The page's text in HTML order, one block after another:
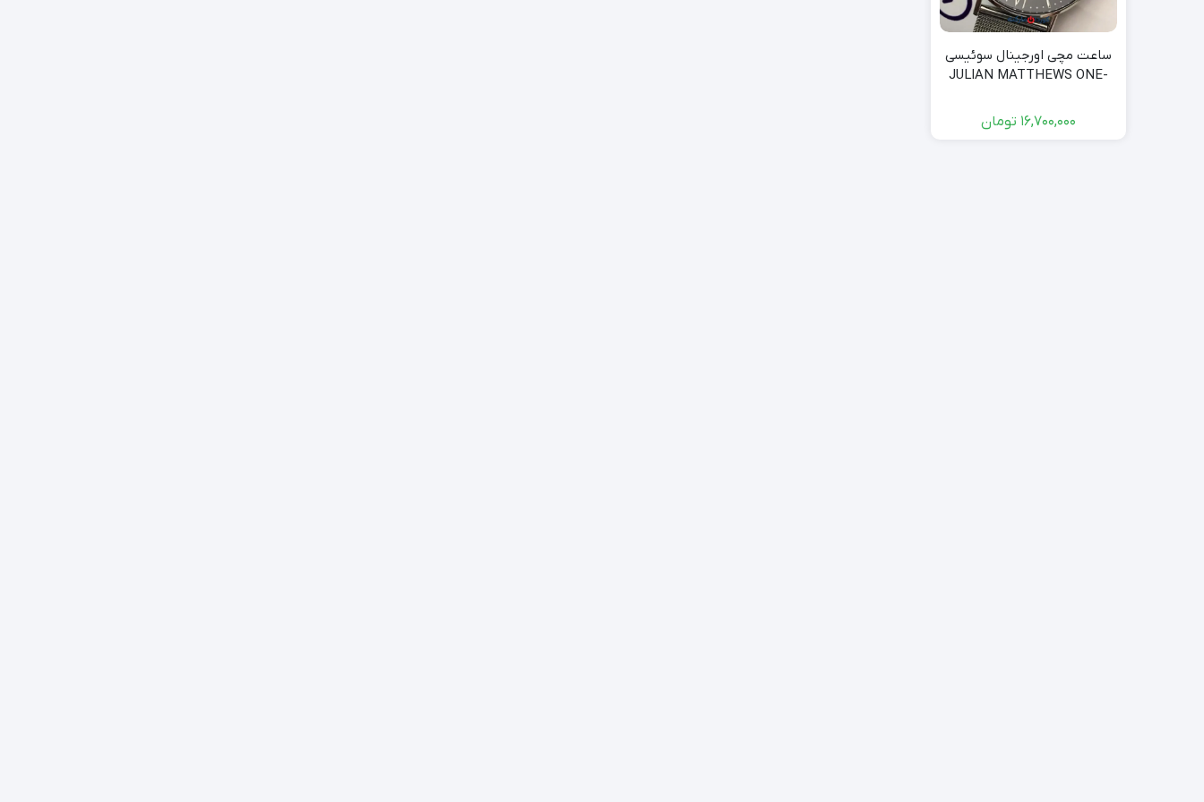
ساعت مچی اورجینال سوئیسی
JULIAN MATTHEWS ONE-
16,700,000 تومان